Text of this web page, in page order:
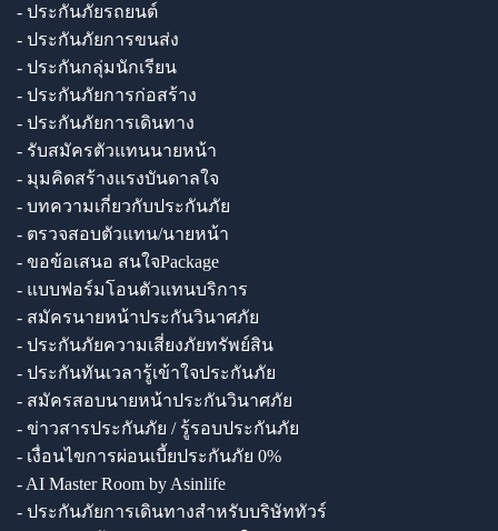
- ประกันภัยรถยนต์
- ประกันภัยการขนส่ง
- ประกันกลุ่มนักเรียน
- ประกันภัยการก่อสร้าง
- ประกันภัยการเดินทาง
- รับสมัครตัวแทนนายหน้า
- มุมคิดสร้างแรงบันดาลใจ
- บทความเกี่ยวกับประกันภัย
- ตรวจสอบตัวแทน/นายหน้า
- ขอข้อเสนอ สนใจPackage
- แบบฟอร์มโอนตัวแทนบริการ
- สมัครนายหน้าประกันวินาศภัย
- ประกันภัยความเสี่ยงภัยทรัพย์สิน
- ประกันทันเวลารู้เข้าใจประกันภัย
- สมัครสอบนายหน้าประกันวินาศภัย
- ข่าวสารประกันภัย / รู้รอบประกันภัย
- เงื่อนไขการผ่อนเบี้ยประกันภัย 0%
- AI Master Room by Asinlife
- ประกันภัยการเดินทางสำหรับบริษัททัวร์